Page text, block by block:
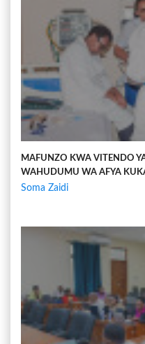
MAFUNZO KWA VITENDO
WAHUDUMU WA AFYA
Soma Zaidi